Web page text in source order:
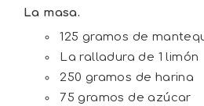
La masa.
125 gramos de
La ralladura de 1 limón
250 gramos de harina
75 gramos de azúcar